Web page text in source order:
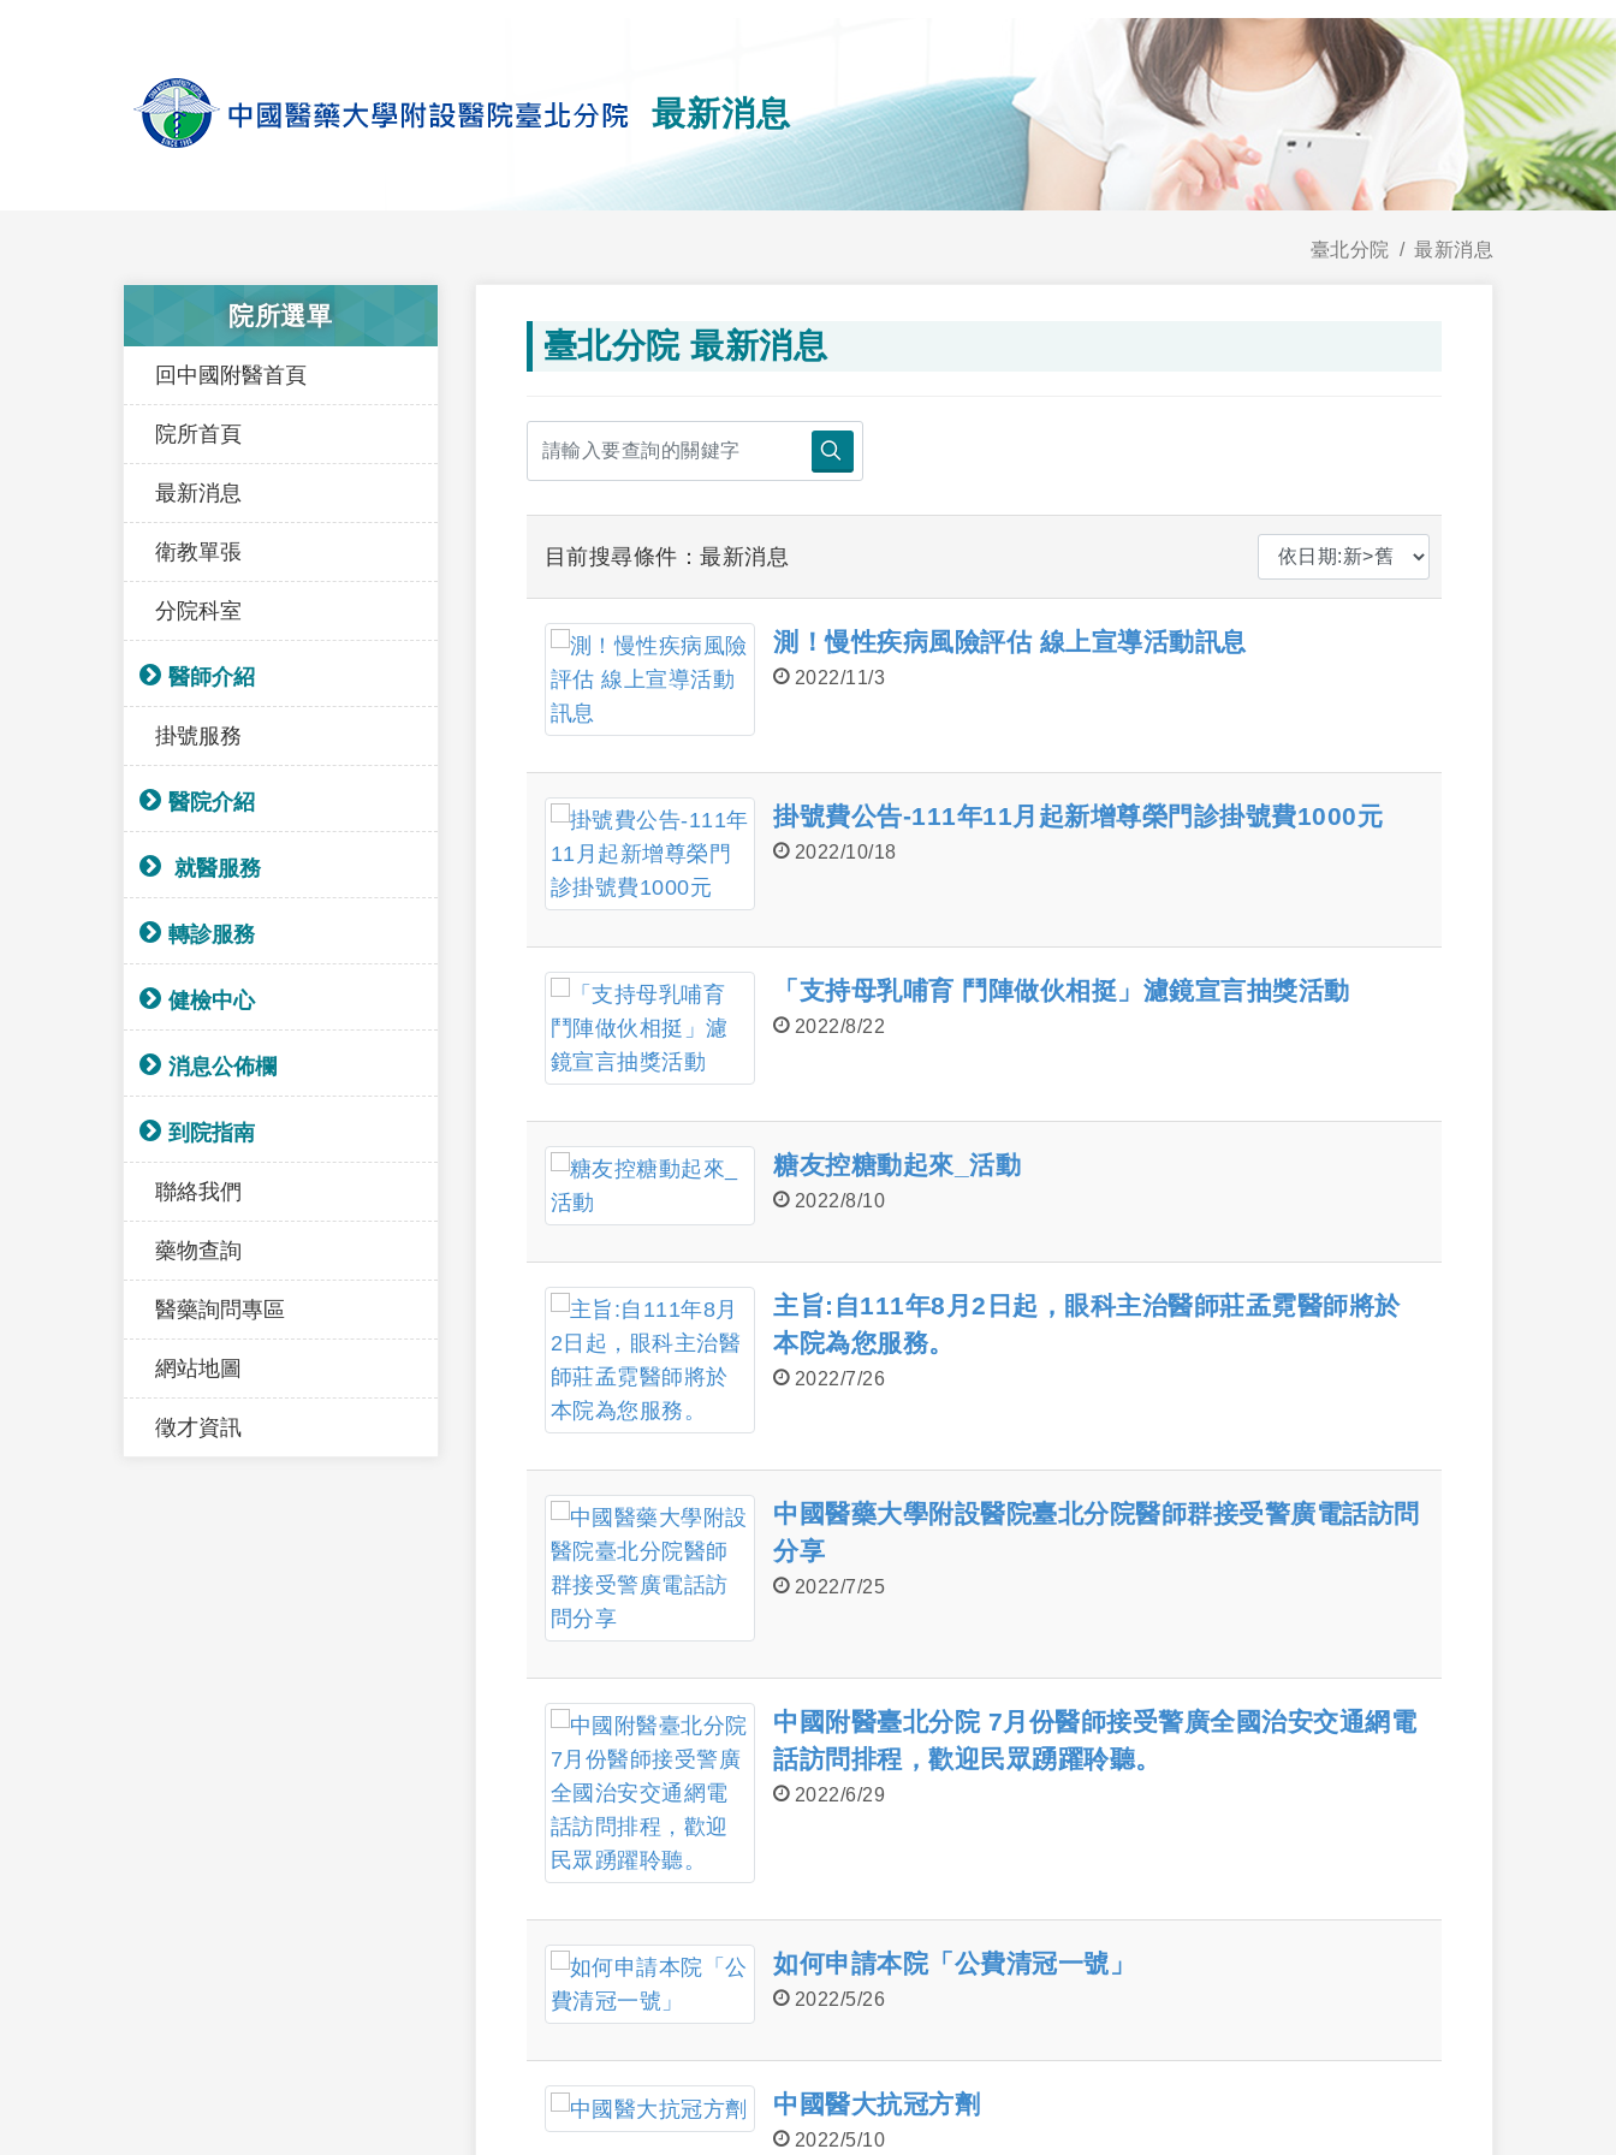
最新消息
臺北分院 最新消息
院所選單
回中國附醫首頁
院所首頁
最新消息
衛教單張
分院科室
醫師介紹
掛號服務
醫院介紹
就醫服務
轉診服務
健檢中心
消息公佈欄
到院指南
聯絡我們
藥物查詢
醫藥詢問專區
網站地圖
徵才資訊
臺北分院 最新消息
目前搜尋條件：最新消息
測！慢性疾病風險評估 線上宣導活動訊息
2022/11/3
掛號費公告-111年11月起新增尊榮門診掛號費1000元
2022/10/18
「支持母乳哺育 鬥陣做伙相挺」濾鏡宣言抽獎活動
2022/8/22
糖友控糖動起來_活動
2022/8/10
主旨:自111年8月2日起，眼科主治醫師莊孟霓醫師將於
本院為您服務。
2022/7/26
中國醫藥大學附設醫院臺北分院醫師群接受警廣電話訪問
分享
2022/7/25
中國附醫臺北分院 7月份醫師接受警廣全國治安交通網電
話訪問排程，歡迎民眾踴躍聆聽。
2022/6/29
如何申請本院「公費清冠一號」
2022/5/26
中國醫大抗冠方劑
2022/5/10